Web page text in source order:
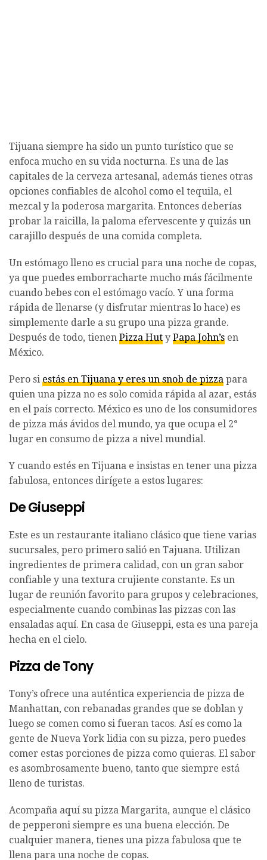
Tijuana siempre ha sido un punto turístico que se
enfoca mucho en su vida nocturna. Es una de las
capitales de la cerveza artesanal, además tienes otras
opciones confiables de alcohol como el tequila, el
mezcal y la poderosa margarita. Entonces deberías
probar la raicilla, la paloma efervescente y quizás un
carajillo después de una comida completa.
Un estómago lleno es crucial para una noche de copas,
ya que puedes emborracharte mucho más fácilmente
cuando bebes con el estómago vacío. Y una forma
rápida de llenarse (y disfrutar mientras lo hace) es
simplemente darle a su grupo una pizza grande.
Después de todo, tienen Pizza Hut y Papa John’s en
México.
Pero si estás en Tijuana y eres un snob de pizza para
quien una pizza no es solo comida rápida al azar, estás
en el país correcto. México es uno de los consumidores
de pizza más ávidos del mundo, ya que ocupa el 2°
lugar en consumo de pizza a nivel mundial.
Y cuando estés en Tijuana e insistas en tener una pizza
fabulosa, entonces dirígete a estos lugares:
De Giuseppi
Este es un restaurante italiano clásico que tiene varias
sucursales, pero primero salió en Tajuana. Utilizan
ingredientes de primera calidad, con un gran sabor
confiable y una textura crujiente constante. Es un
lugar de reunión favorito para grupos y celebraciones,
especialmente cuando combinas las pizzas con las
ensaladas aquí. En casa de Giuseppi, esta es una pareja
hecha en el cielo.
Pizza de Tony
Tony’s ofrece una auténtica experiencia de pizza de
Manhattan, con rebanadas grandes que se doblan y
luego se comen como si fueran tacos. Así es como la
gente de Nueva York lidia con su pizza, pero puedes
comer estas porciones de pizza como quieras. El sabor
es asombrosamente bueno, tanto que siempre está
lleno de turistas.
Acompaña aquí su pizza Margarita, aunque el clásico
de pepperoni siempre es una buena elección. De
cualquier manera, tienes una pizza fabulosa que te
llena para una noche de copas.